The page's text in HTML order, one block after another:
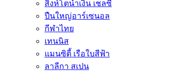
สิงห์โตน้ำเงิน เชลซี
ปืนใหญ่อาร์เซนอล
กีฬาไทย
เทนนิส
แมนซิตี้ เรือใบสีฟ้า
ลาลีกา สเปน